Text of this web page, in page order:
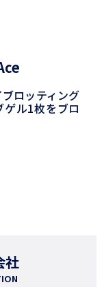
ロッティング
ル1枚をブロ
社